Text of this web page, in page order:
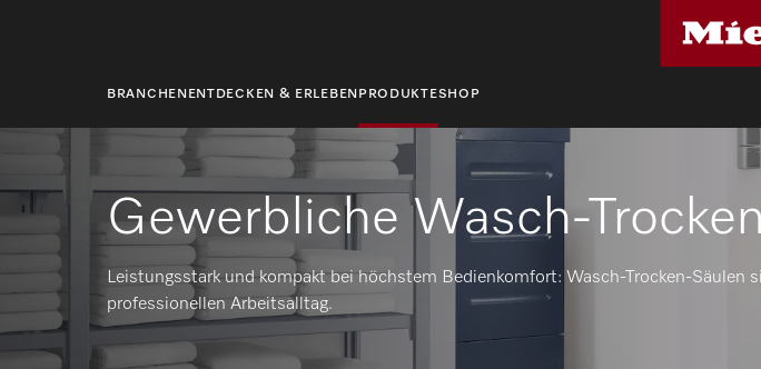
BRANCHEN ENTDECKEN & ERLEBEN PRODUKTESHOP
Gewerbliche Wasch-
Leistungsstark und kompakt bei höchstem Bedienkomfort: Wasch-Trocken-Säulen
professionellen Arbeitsalltag.